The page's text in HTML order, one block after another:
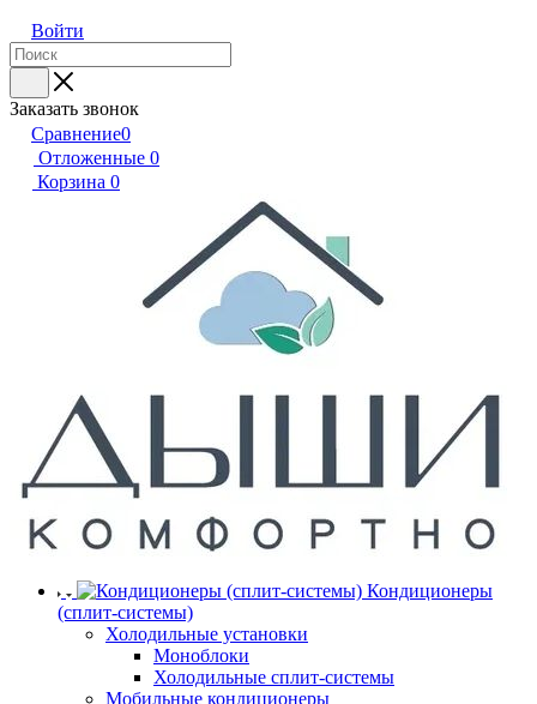
Войти
Заказать звонок
Сравнение0
Отложенные 0
Корзина 0
Кондиционеры
(сплит-системы)
Холодильные установки
Моноблоки
Холодильные сплит-системы
Мобильные кондиционеры